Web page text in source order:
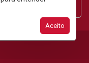
Aceito
Área do Cliente